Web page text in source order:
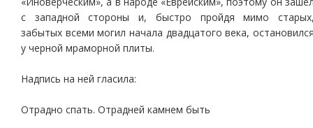
с западной стороны и, быстро пройдя мимо
забытых всеми могил начала двадцатого века,
у черной мраморной плиты.
Надпись на ней гласила:
Отрадно спать. Отрадней камнем быть